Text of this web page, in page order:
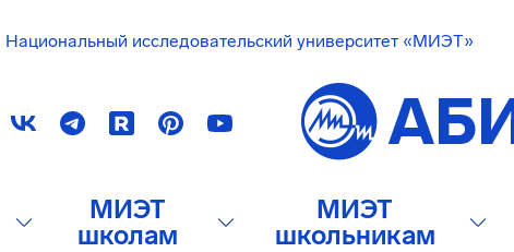
Национальный исследовательский университет «МИЭТ»
МИЭТ
школам
МИЭТ
школьникам